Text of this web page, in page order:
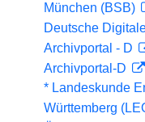
München (BSB)
Deutsche
Archivportal - D
Archivportal-D
* Landeskunde
Württemberg